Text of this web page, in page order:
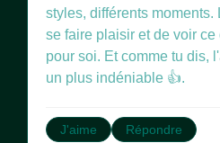
styles, différents moments.
se faire plaisir et de voir
pour soi. Et comme tu dis,
un plus indéniable 👍.
J'aime Répondre